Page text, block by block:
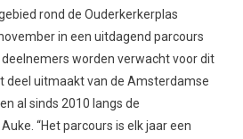
rond de Ouderkerkerplas
in een uitdagend parcours
deelnemers worden verwacht voor dit
deel uitmaakt van de Amsterdamse
al sinds 2010 langs de
“Het parcours is elk jaar een